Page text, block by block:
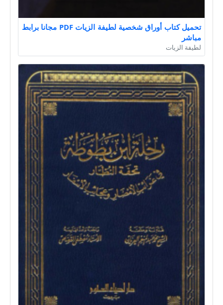
تحميل كتاب أوراق شخصية لطيفة الزيات PDF مجانا برابط
مباشر
لطيفة الزيات